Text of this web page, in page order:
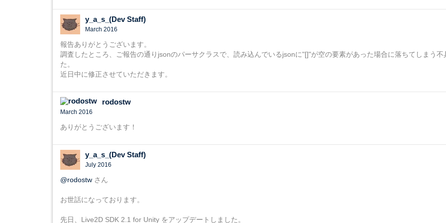
y_a_s_(Dev Staff)
March 2016
報告ありがとうございます。
調査したところ、ご報告の通りjsonのパーサクラスで、読み込んでいるjsonに"[]"が空の要素があった場合に落ちてしまう不
た。
近日中に修正させていただきます。
rodostw
March 2016
ありがとうございます！
y_a_s_(Dev Staff)
July 2016
@rodostw さん
お世話になっております。
先日、Live2D SDK 2.1 for Unity をアップデートしました。